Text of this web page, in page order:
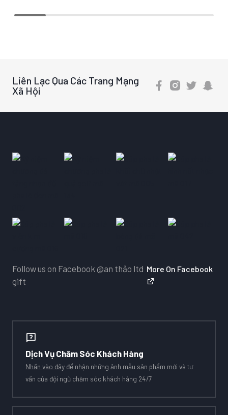
Liên Lạc Qua Các Trang Mạng
Xã Hội
Follow us on Facebook @an thảo ltd
gift
More On Facebook
Dịch Vụ Chăm Sóc Khách Hàng
Nhấn vào đây để nhận những ảnh mẫu sản phẩm mới và tư
vấn của đội ngũ chăm sóc khách hàng 24/7